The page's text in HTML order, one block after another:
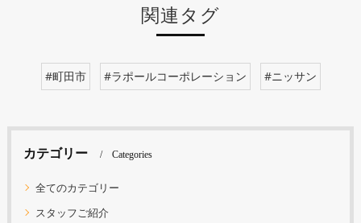
関連タグ
#町田市 #ラポールコーポレーション #ニッサン
カテゴリー Categories
全てのカテゴリー
スタッフご紹介